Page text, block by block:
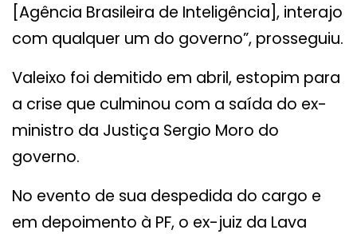
[Agência Brasileira de Inteligência], interajo
com qualquer um do governo”, prosseguiu.
Valeixo foi demitido em abril, estopim para
a crise que culminou com a saída do ex-
ministro da Justiça Sergio Moro do
governo.
No evento de sua despedida do cargo e
em depoimento à PF, o ex-juiz da Lava